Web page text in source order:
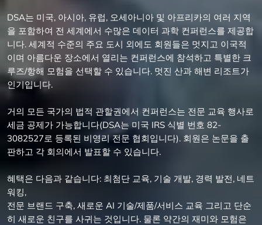
DSA는 미국, 아시아, 유럽, 오세아니아 및 아프리카의 여러 지역
을 포함하여 전 세계에서 수많은 데이터 과학 컨퍼런스를 제공합
니다. 세계적 수준의 주요 도시 외에도 회원들은 멋지고 이국적
이며 아름다운 장소에서 열리는 컨퍼런스에 참석하고 특별한 크
루즈/항해 모험을 선택할 수 있습니다. 멋진 산과 해변 리조트가
인기입니다.
거의 모든 국가의 법적 관할권에서 컨퍼런스는 전문 교육 행사로
세금 공제가 가능합니다(DSA는 미국 IRS 식별 번호 82-
3082527로 등록된 비영리 전문 협회입니다). 회원은 논문을 출
판하고 각 회의에서 발표할 수 있습니다.
혜택은 다음과 같습니다: 최첨단 교육, 기술 개발, 경력 발전, 네트
워킹,
전문 브랜드 구축, 새로운 AI 기술/제품/서비스 교육 그리고 단순
히 새로운 친구를 사귀는 것입니다. 물론 약간의 재미와 모험은